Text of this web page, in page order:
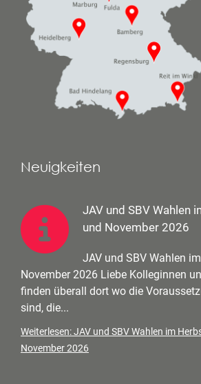
Neuigkeiten
JAV und SBV Wahlen
und November 2026
JAV und SBV Wahlen
November 2026 Liebe Kolleginnen
finden überall dort wo die
sind, die...
Weiterlesen: JAV und SBV Wahlen im
November 2026